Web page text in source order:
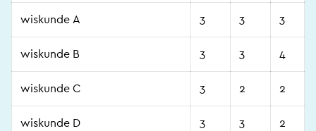
wiskunde A 3 3 3
wiskunde B 3 3 4
wiskunde C 3 2 2
wiskunde D 3 3 2